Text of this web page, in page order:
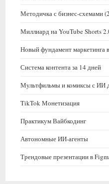
Методичка с бизнес-схемами
Миллиард на YouTube Shorts
Новый фундамент маркетинга
Система контента за 14 дней
Мультфильмы и комиксы с ИИ
TikTok Монетизация
Практикум Вайбкодинг
Автономные ИИ-агенты
Трендовые презентации в